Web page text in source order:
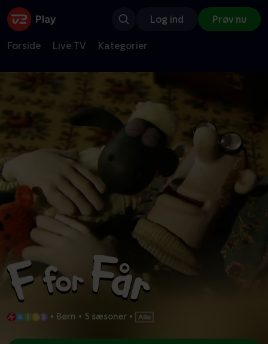
Log ind Prøv nu
Forside Live TV Kategorier
• Børn • 5 sæsoner •